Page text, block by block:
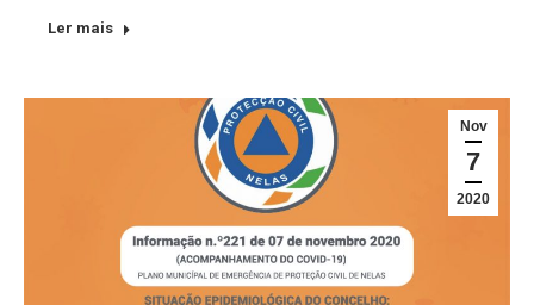
Ler mais
Nov
7
2020